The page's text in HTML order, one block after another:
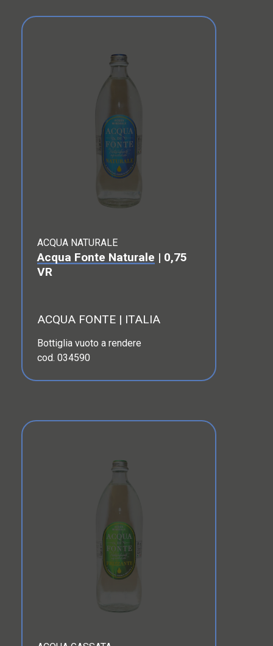
ACQUA NATURALE
Acqua Fonte Naturale | 0,75
VR
ACQUA FONTE | ITALIA
Bottiglia vuoto a rendere
cod. 034590